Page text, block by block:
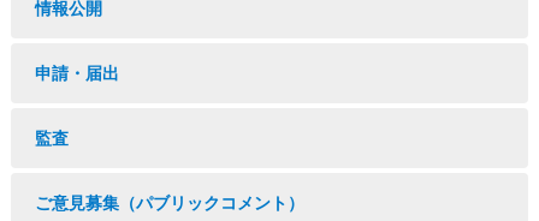
情報公開
申請・届出
監査
ご意見募集（パブリックコメント）